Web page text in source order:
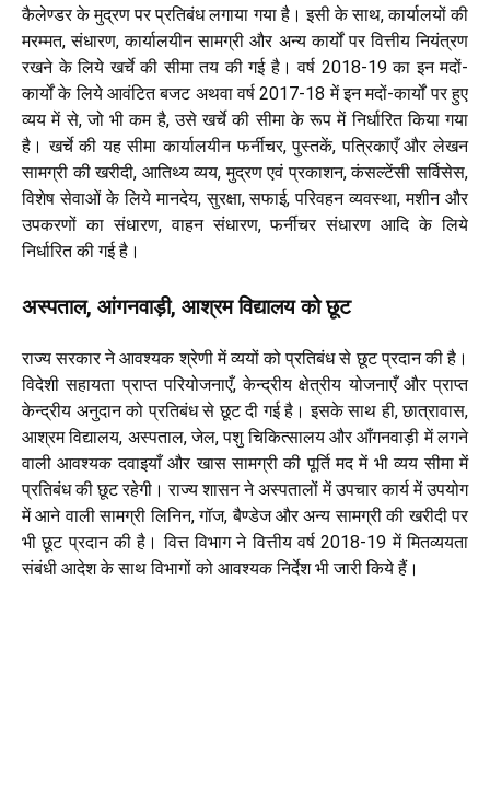
कैलेण्डर के मुद्रण पर प्रतिबंध लगाया गया है। इसी के साथ, कार्यालयों की
मरम्मत, संधारण, कार्यालयीन सामग्री और अन्य कार्यों पर वित्तीय नियंत्रण
रखने के लिये खर्चे की सीमा तय की गई है। वर्ष 2018-19 का इन मदों-
कार्यों के लिये आवंटित बजट अथवा वर्ष 2017-18 में इन मदों-कार्यों पर हुए
व्यय में से, जो भी कम है, उसे खर्चे की सीमा के रूप में निर्धारित किया गया
है। खर्चे की यह सीमा कार्यालयीन फर्नीचर, पुस्तकें, पत्रिकाएँ और लेखन
सामग्री की खरीदी, आतिथ्य व्यय, मुद्रण एवं प्रकाशन, कंसल्टेंसी सर्विसेस,
विशेष सेवाओं के लिये मानदेय, सुरक्षा, सफाई, परिवहन व्यवस्था, मशीन और
उपकरणों का संधारण, वाहन संधारण, फर्नीचर संधारण आदि के लिये
निर्धारित की गई है।
अस्पताल, आंगनवाड़ी, आश्रम विद्यालय को छूट
राज्य सरकार ने आवश्यक श्रेणी में व्ययों को प्रतिबंध से छूट प्रदान की है।
विदेशी सहायता प्राप्त परियोजनाएँ, केन्द्रीय क्षेत्रीय योजनाएँ और प्राप्त
केन्द्रीय अनुदान को प्रतिबंध से छूट दी गई है। इसके साथ ही, छात्रावास,
आश्रम विद्यालय, अस्पताल, जेल, पशु चिकित्सालय और आँगनवाड़ी में लगने
वाली आवश्यक दवाइयाँ और खास सामग्री की पूर्ति मद में भी व्यय सीमा में
प्रतिबंध की छूट रहेगी। राज्य शासन ने अस्पतालों में उपचार कार्य में उपयोग
में आने वाली सामग्री लिनिन, गॉज, बैण्डेज और अन्य सामग्री की खरीदी पर
भी छूट प्रदान की है। वित्त विभाग ने वित्तीय वर्ष 2018-19 में मितव्ययता
संबंधी आदेश के साथ विभागों को आवश्यक निर्देश भी जारी किये हैं।